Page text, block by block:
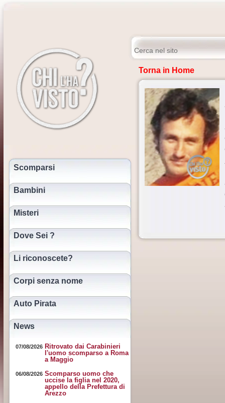
Scomparsi
Bambini
Misteri
Dove Sei ?
Li riconoscete?
Corpi senza nome
Auto Pirata
News
07/08/2026 Ritrovato dai Carabinieri
l'uomo scomparso a Roma
a Maggio
06/08/2026 Scomparso uomo che
uccise la figlia nel 2020,
appello della Prefettura di
Arezzo
Torna in Home